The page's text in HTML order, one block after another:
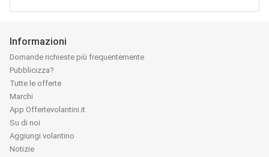
Informazioni
Domande richieste più frequentemente
Pubblicizza?
Tutte le offerte
Marchi
App Offertevolantini.it
Su di noi
Aggiungi volantino
Notizie